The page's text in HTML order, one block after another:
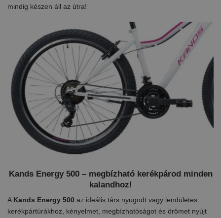
mindig készen áll az útra!
Kands Energy 500 – megbízható kerékpárod minden
kalandhoz!
A Kands Energy 500 az ideális társ nyugodt vagy lendületes
kerékpártúrákhoz, kényelmet, megbízhatóságot és örömet nyújt